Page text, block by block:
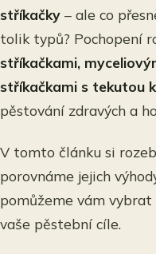
stříkačky – ale co
tolik typů? Pochopení
stříkačkami,
stříkačkami s tekutou
pěstování zdravých a
V tomto článku si
porovnáme jejich
pomůžeme vám
vaše pěstební cíle.